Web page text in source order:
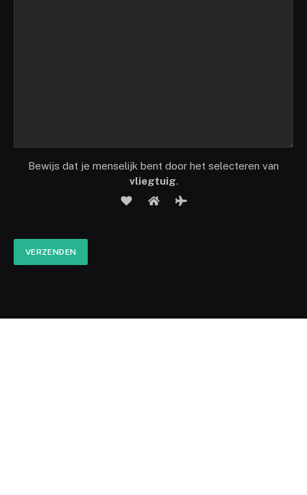
Bewijs dat je menselijk bent door het selecteren van
vliegtuig.